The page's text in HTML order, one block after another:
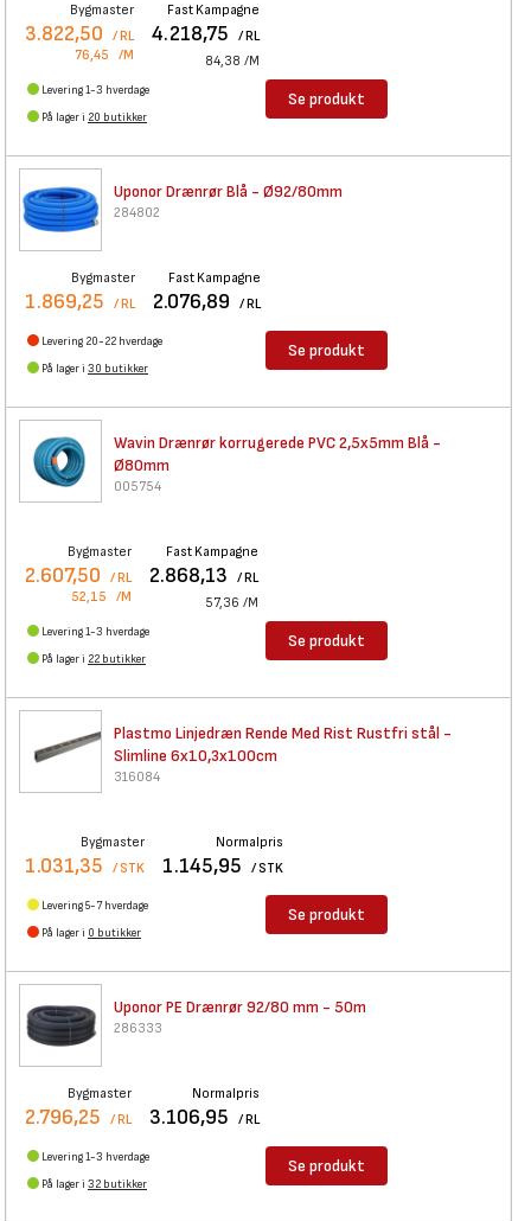
Bygmaster
3.822,50 / RL
76,45 /M
Fast Kampagne
4.218,75 / RL
84,38 /M
Levering 1-3 hverdage
På lager i 20 butikker
Se produkt
Uponor Drænrør Blå - Ø92/80mm
284802
Bygmaster
1.869,25 / RL
Fast Kampagne
2.076,89 / RL
Levering 20-22 hverdage
På lager i 30 butikker
Se produkt
Wavin Drænrør korrugerede PVC2,5x5mm Blå -
Ø80mm
005754
Bygmaster
2.607,50 / RL
52,15 /M
Fast Kampagne
2.868,13 / RL
57,36 /M
Levering 1-3 hverdage
På lager i 22 butikker
Se produkt
Plastmo Linjedræn Rende Med Rist Rustfri stål -
Slimline 6x10,3x100cm
316084
Bygmaster
1.031,35 / STK
Normalpris
1.145,95 / STK
Levering 5-7 hverdage
På lager i 0 butikker
Se produkt
Uponor PE Drænrør 92/80 mm - 50m
286333
Bygmaster
2.796,25 / RL
Normalpris
3.106,95 / RL
Levering 1-3 hverdage
På lager i 32 butikker
Se produkt